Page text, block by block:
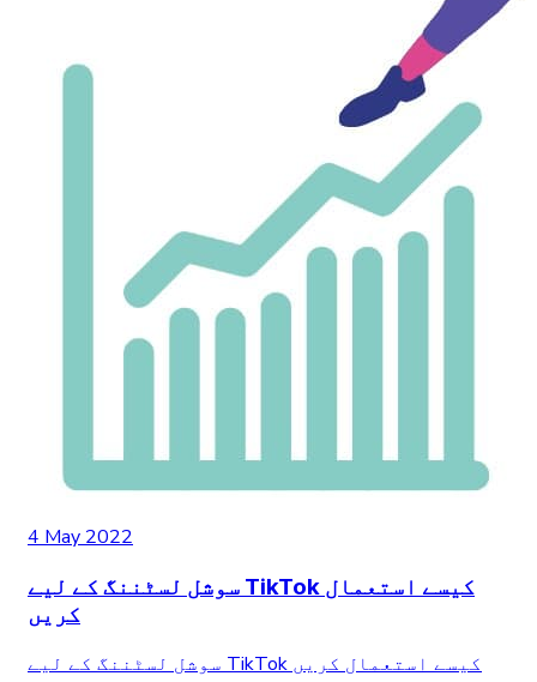
4 May 2022
سوشل لسٹننگ کے لیے TikTok کیسے استعمال
کریں
سوشل لسٹننگ کے لیے TikTok کیسے استعمال کریں